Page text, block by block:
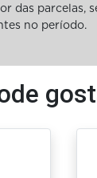
das
no período.